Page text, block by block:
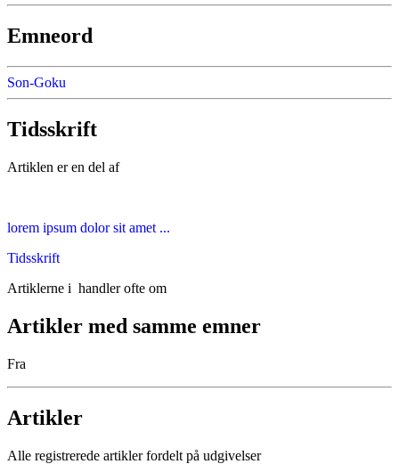
Emneord
Son-Goku
Tidsskrift
Artiklen er en del af
lorem ipsum dolor sit amet ...
Tidsskrift
Artiklerne i handler ofte om
Artikler med samme emner
Fra
Artikler
Alle registrerede artikler fordelt på udgivelser